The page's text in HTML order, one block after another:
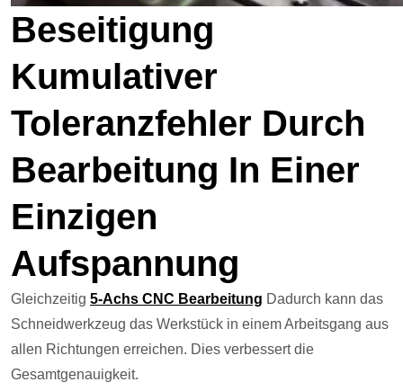
Beseitigung
Kumulativer
Toleranzfehler Durch
Bearbeitung In Einer
Einzigen
Aufspannung
Gleichzeitig 5-Achs CNC Bearbeitung Dadurch kann das
Schneidwerkzeug das Werkstück in einem Arbeitsgang aus
allen Richtungen erreichen. Dies verbessert die
Gesamtgenauigkeit.